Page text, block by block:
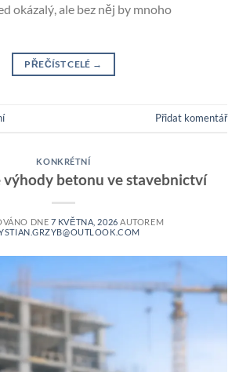
okázalý, ale bez něj by mnoho
PŘEČÍST CELÉ →
Přidat komentář
KONKRÉTNÍ
výhody betonu ve stavebnictví
DNE 7 KVĚTNA, 2026 AUTOREM